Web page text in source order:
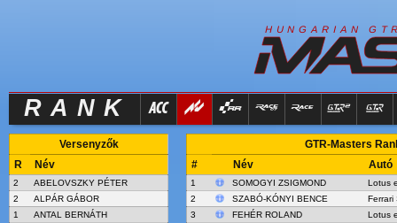
H U N G A R I A N G T
RANK
Versenyzők
R
Név
2
ABELOVSZKY PÉTER
2
ALPÁR GÁBOR
1
ANTAL BERNÁTH
GTR-Masters
#
Név Autó
1 SOMOGYI ZSIGMOND
Lotus
2
SZABÓ-KÓNYI BENCE
Ferrari
3
FEHÉR ROLAND
Lotus